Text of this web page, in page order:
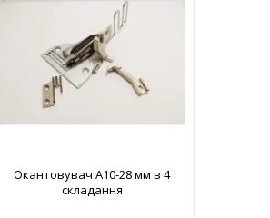
Окантовувач А10-28 мм в 4
складання